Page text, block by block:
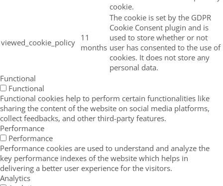
cookie.
viewed_cookie_policy 11
months
The cookie is set by the GDPR
Cookie Consent plugin and is
used to store whether or not
user has consented to the use of
cookies. It does not store any
personal data.
Functional
Functional
Functional cookies help to perform certain functionalities like
sharing the content of the website on social media platforms,
collect feedbacks, and other third-party features.
Performance
Performance
Performance cookies are used to understand and analyze the
key performance indexes of the website which helps in
delivering a better user experience for the visitors.
Analytics